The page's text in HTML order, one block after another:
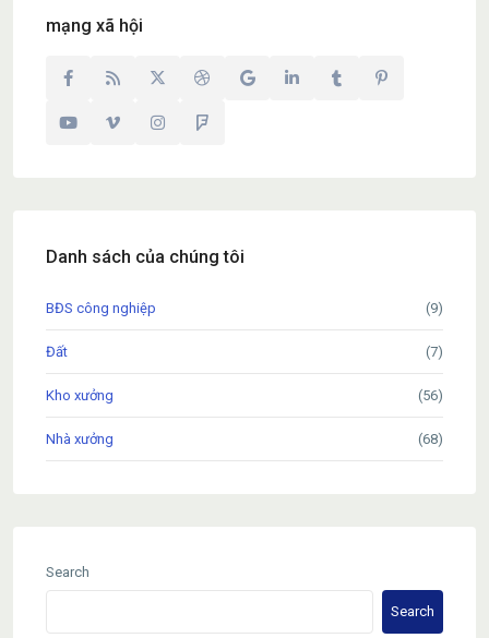
mạng xã hội
Danh sách của chúng tôi
BĐS công nghiệp (9)
Đất (7)
Kho xưởng (56)
Nhà xưởng (68)
Search
Search